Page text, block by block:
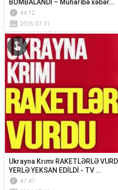
BOMBALANDI – Müharibə xəbər...
44:12
2026.07.31
Ukrayna Krımı RAKETLƏRLƏ
YERLƏ YEKSAN EDİLDİ - TV ...
47:47